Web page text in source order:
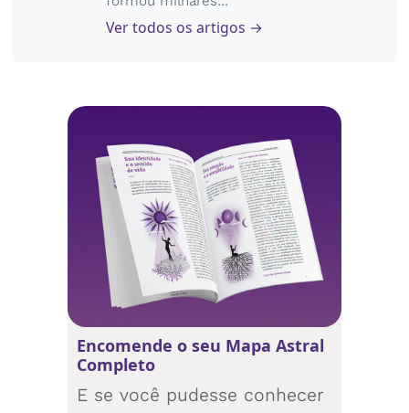
Ver todos os artigos →
Encomende o seu Mapa Astral
Completo
E se você pudesse conhecer